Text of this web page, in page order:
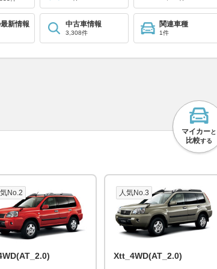
新情報 中古車情報
3,308件
関連車種
1件
マイカーと
比較する
No.2 人気No.3
Xtt_4WD(AT_2.0)